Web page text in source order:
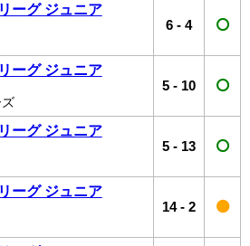
ーグ ジュニア
6 - 4
ーグ ジュニア
5 - 10
ーグ ジュニア
5 - 13
ーグ ジュニア
14- 2